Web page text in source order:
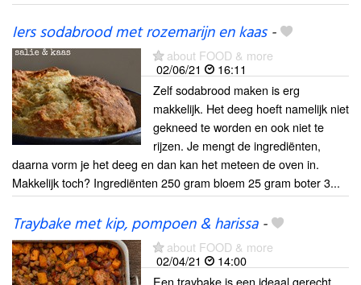
Iers sodabrood met rozemarijn en kaas-
about FOOD & more
02/06/21
16:11
Zelf sodabrood maken is erg
makkelijk. Het deeg hoeft namelijk niet
gekneed te worden en ook niet te
rijzen. Je mengt de ingrediënten,
daarna vorm je het deeg en dan kan het meteen de oven in.
Makkelijk toch? Ingrediënten 250 gram bloem 25 gram boter 3...
Traybake met kip, pompoen & harissa-
about FOOD & more
02/04/21
14:00
Een traybake is een ideaal gerecht